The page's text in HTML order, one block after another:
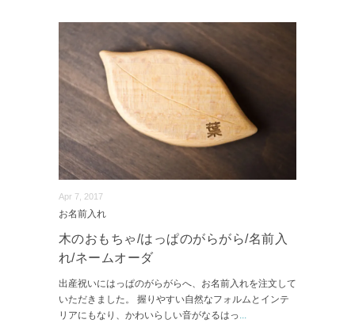
Apr 7, 2017
お名前入れ
木のおもちゃ/はっぱのがらがら/名前入
れ/ネームオーダ
出産祝いにはっぱのがらがらへ、お名前入れを注文して
いただきました。 握りやすい自然なフォルムとインテ
リアにもなり、かわいらしい音がなるはっ...